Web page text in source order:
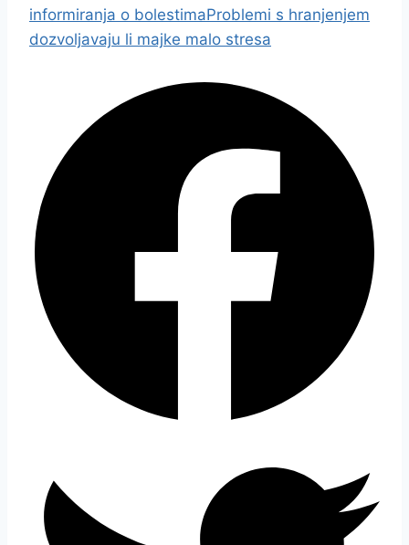
informiranja o bolestimaProblemi s hranjenjem
dozvoljavaju li majke malo stresa